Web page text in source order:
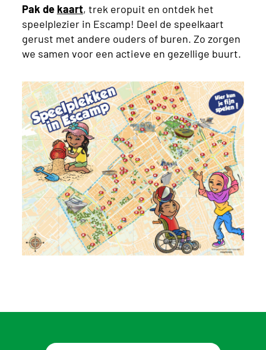
Pak de kaart, trek eropuit en ontdek het
speelplezier in Escamp! Deel de speelkaart
gerust met andere ouders of buren. Zo zorgen
we samen voor een actieve en gezellige buurt.